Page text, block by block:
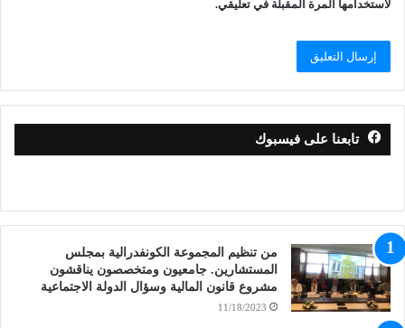
لاستخدامها المرة المقبلة في تعليقي.
تابعنا على فيسبوك
من تنظيم المجموعة الكونفدرالية بمجلس
المستشارين. جامعيون ومتخصصون يناقشون
مشروع قانون المالية وسؤال الدولة الاجتماعية
11/18/2023